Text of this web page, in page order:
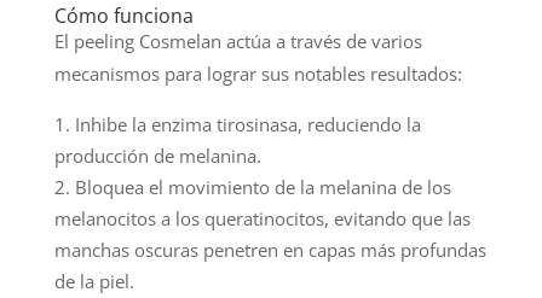
Cómo funciona
El peeling Cosmelan actúa a través de varios
mecanismos para lograr sus notables resultados:
Inhibe la enzima tirosinasa, reduciendo la
producción de melanina.
Bloquea el movimiento de la melanina de los
melanocitos a los queratinocitos, evitando que las
manchas oscuras penetren en capas más profundas
de la piel.